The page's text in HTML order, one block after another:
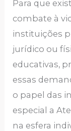
Para que
combate à
instituições
jurídico ou
educativas,
essas
o papel das
especial a
na esfera